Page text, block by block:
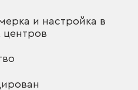
и настройка в